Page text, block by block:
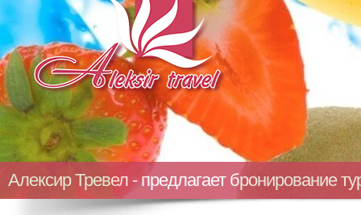
Алексир Тревел - предлагает бронирование